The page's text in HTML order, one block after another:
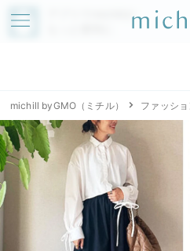
アプリでmichillが
michill byGMO（ミチル） ファッショ